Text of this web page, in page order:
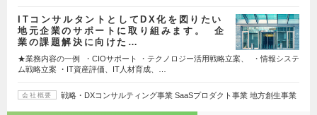
ITコンサルタントとしてDX化を図りたい
地元企業のサポートに取り組みます。 企
業の課題解決に向けた…
★業務内容の一例 ・CIOサポート ・テクノロジー活用戦略立案、 ・情報システ
ム戦略立案 ・IT資産評価、IT人材育成、…
会社概要 戦略・DXコンサルティング事業 SaaSプロダクト事業 地方創生事業